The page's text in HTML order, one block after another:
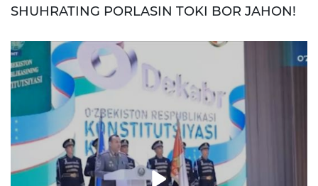
SHUHRATING PORLASIN TOKI BOR JAHON!